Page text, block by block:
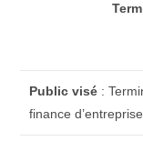
Public visé :
finance d’entreprise